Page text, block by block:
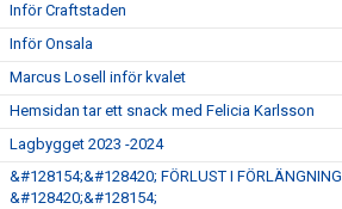
Inför Craftstaden
Inför Onsala
Marcus Losell inför kvalet
Hemsidan tar ett snack med Felicia Karlsson
Lagbygget 2023 -2024
&#128154;&#128420; FÖRLUST I FÖRLÄNGNING
&#128420;&#128154;